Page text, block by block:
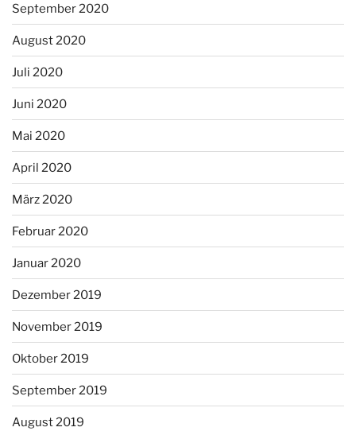
September 2020
August 2020
Juli 2020
Juni 2020
Mai 2020
April 2020
März 2020
Februar 2020
Januar 2020
Dezember 2019
November 2019
Oktober 2019
September 2019
August 2019